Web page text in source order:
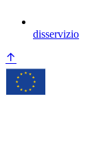
disservizio